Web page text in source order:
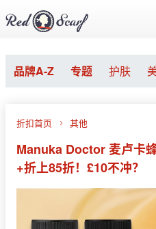
品牌A-Z 专题 护肤
折扣首页 其他
Manuka Doctor 麦卢卡
+折上85折！£10不冲？